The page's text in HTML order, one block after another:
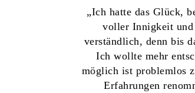
„Ich hatte das Glück,
voller Innigkeit und
verständlich, denn bis
Ich wollte mehr
möglich ist problemlos
Erfahrungen